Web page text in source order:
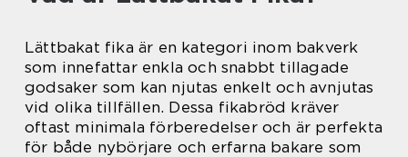
Lättbakat fika är en kategori inom bakverk
som innefattar enkla och snabbt tillagade
godsaker som kan njutas enkelt och avnjutas
vid olika tillfällen. Dessa fikabröd kräver
oftast minimala förberedelser och är perfekta
för både nybörjare och erfarna bakare som